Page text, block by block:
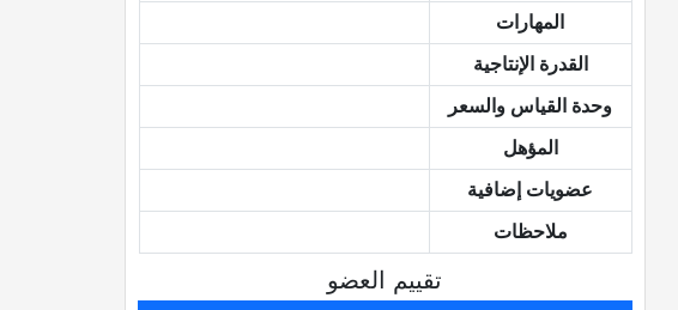
المهارات
القدرة الإنتاجية
وحدة القياس والسعر
المؤهل
عضويات إضافية
ملاحظات
تقييم العضو